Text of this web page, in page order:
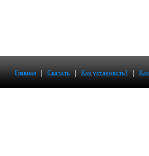
Главная | Скачать | Как установить? |